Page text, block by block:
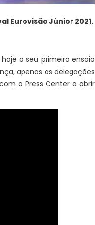
Eurovisão Júnior 2021.
o seu primeiro ensaio
apenas as delegações
o Press Center a abrir